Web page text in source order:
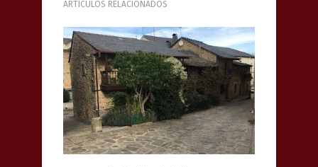
ARTÍCULOS RELACIONADOS